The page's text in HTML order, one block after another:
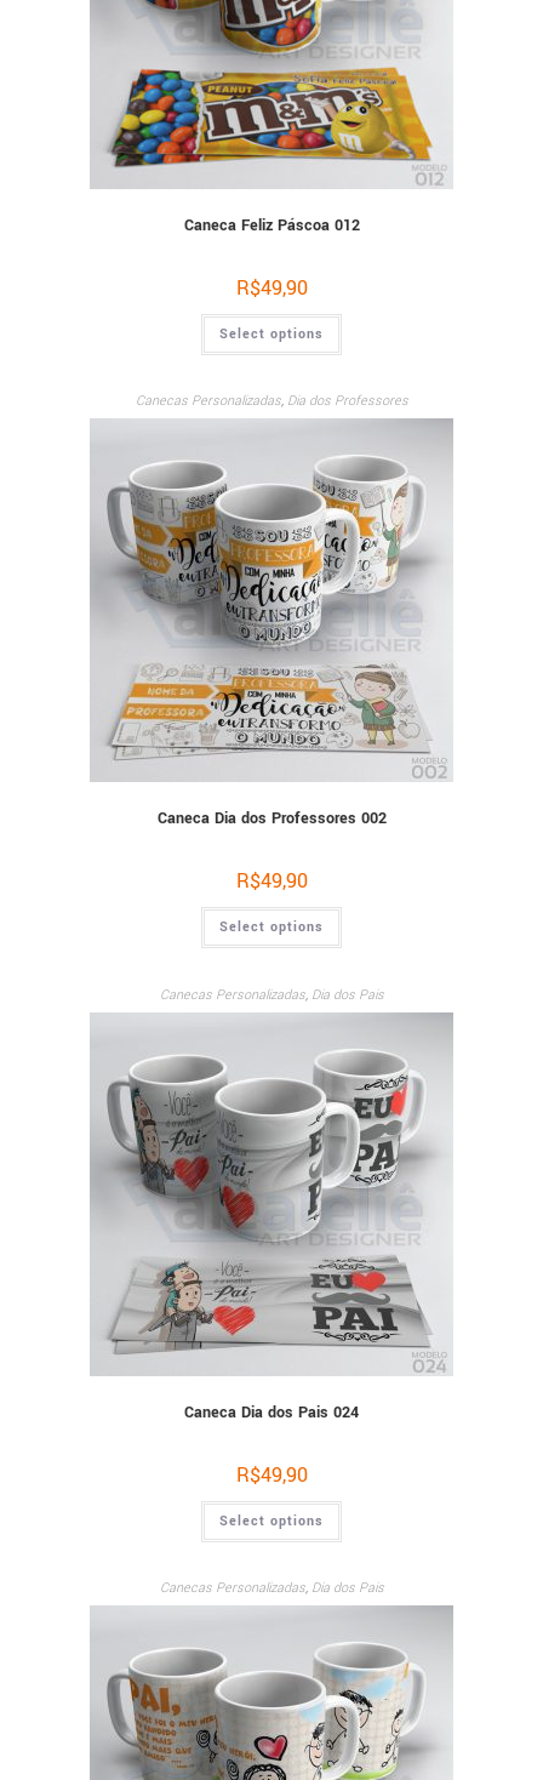
Caneca Feliz Páscoa 012
R$49,90
Select options
Canecas Personalizadas, Dia dos Professores
Caneca Dia dos Professores 002
R$49,90
Select options
Canecas Personalizadas, Dia dos Pais
Caneca Dia dos Pais 024
R$49,90
Select options
Canecas Personalizadas, Dia dos Pais